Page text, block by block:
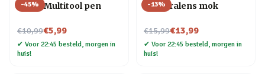
-45%
6-in-1 Multitool pen
€10,99
Nu voor€5,99
✔ Voor 22:45 besteld, morgen in
huis!
-13%
Cameralens mok
€15,99
Nu voor€13,99
✔ Voor 22:45 besteld, morgen in
huis!